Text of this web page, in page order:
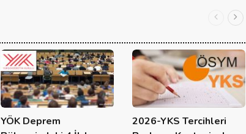
YÖK Deprem
2026-YKS Tercihleri